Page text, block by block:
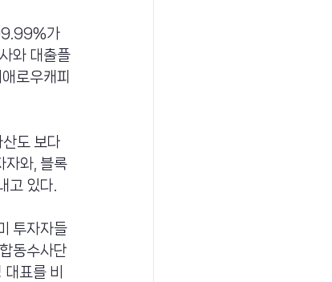
가
와 대출플
로우캐피
도 보다
자와, 블록
고 있다.
투자자들
동수사단
표를 비